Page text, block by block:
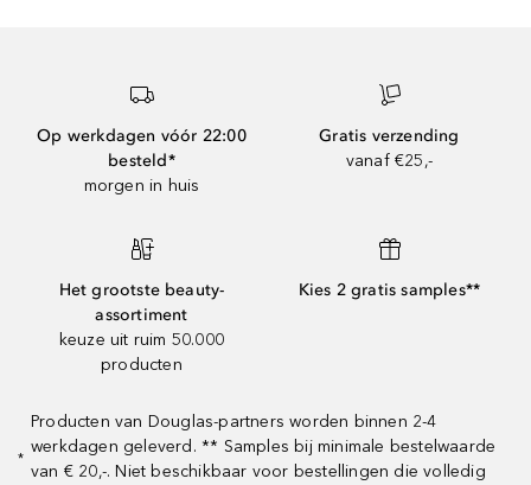
Op werkdagen vóór 22:00
besteld*
morgen in huis
Gratis verzending
vanaf €25,-
Het grootste beauty-
assortiment
keuze uit ruim 50.000
producten
Kies 2 gratis samples**
*
Producten van Douglas-partners worden binnen 2-4
werkdagen geleverd. ** Samples bij minimale bestelwaarde
van € 20,-. Niet beschikbaar voor bestellingen die volledig